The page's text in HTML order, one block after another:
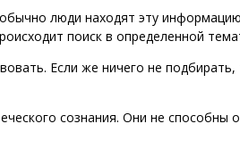
люди находят эту
поиск в определенной
Если же ничего не
сознания. Они не способны